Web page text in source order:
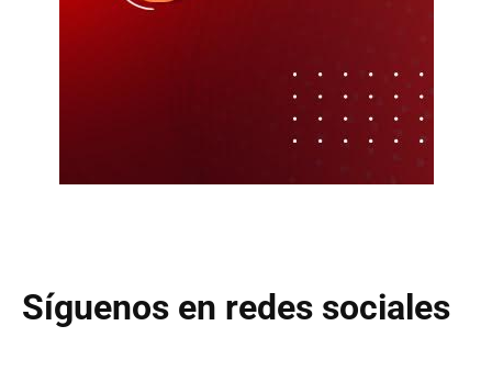
Síguenos en redes sociales